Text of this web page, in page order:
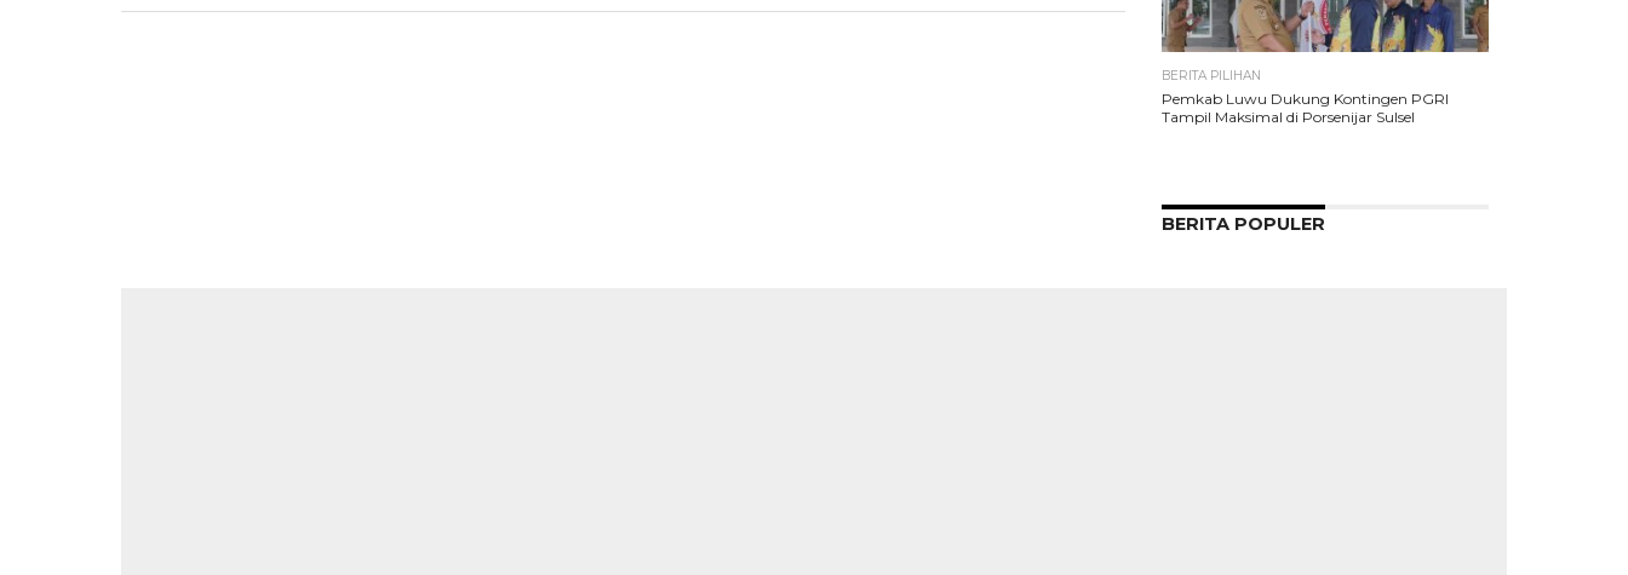
BERITA PILIHAN
Pemkab Luwu Dukung Kontingen PGRI
Tampil Maksimal di Porsenijar Sulsel
BERITA POPULER